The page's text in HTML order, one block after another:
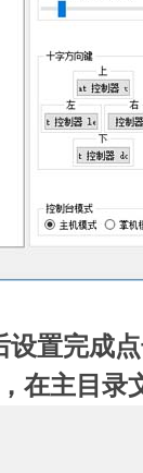
设置完成
在主目